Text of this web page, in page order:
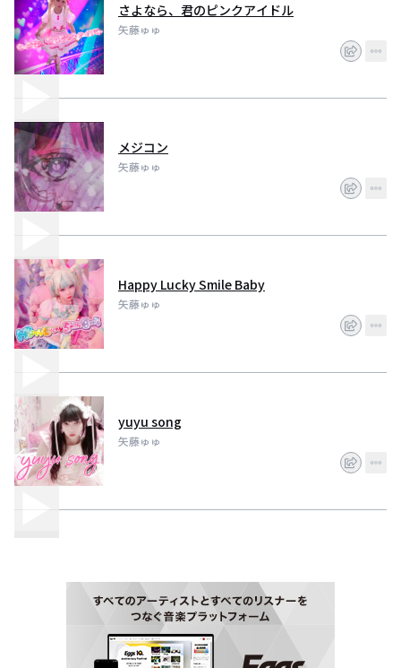
さよなら、君のピンクアイドル
矢藤ゅゅ
メジコン
矢藤ゅゅ
Happy Lucky Smile Baby
矢藤ゅゅ
yuyu song
矢藤ゅゅ